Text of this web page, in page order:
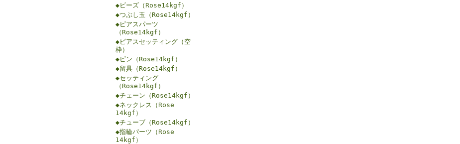
◆ビーズ（Rose14kgf）
◆つぶし玉（Rose14kgf）
◆ピアスパーツ
（Rose14kgf）
◆ピアスセッティング（空
枠）
◆ピン（Rose14kgf）
◆留具（Rose14kgf）
◆セッティング
（Rose14kgf）
◆チェーン（Rose14kgf）
◆ネックレス（Rose
14kgf）
◆チューブ（Rose14kgf）
◆指輪パーツ（Rose
14kgf）